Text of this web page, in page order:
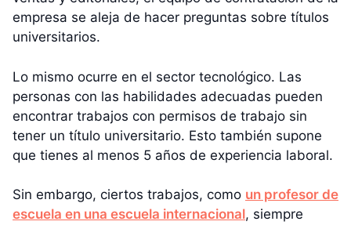
empresa se aleja de hacer preguntas sobre títulos
universitarios.
Lo mismo ocurre en el sector tecnológico. Las
personas con las habilidades adecuadas pueden
encontrar trabajos con permisos de trabajo sin
tener un título universitario. Esto también supone
que tienes al menos 5 años de experiencia laboral.
Sin embargo, ciertos trabajos, como un profesor de
escuela en una escuela internacional, siempre